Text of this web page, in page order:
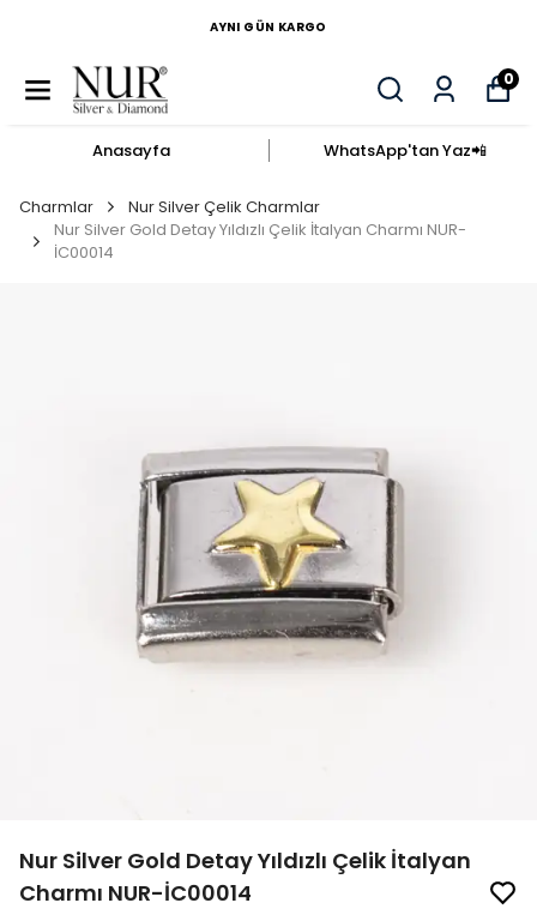
AYNI GÜN KARGO
0
Anasayfa WhatsApp'tan Yaz​📲​
Charmlar
Nur Silver Çelik Charmlar
Nur Silver Gold Detay Yıldızlı Çelik İtalyan Charmı NUR-
İC00014
Nur Silver Gold Detay Yıldızlı Çelik İtalyan
Charmı NUR-İC00014